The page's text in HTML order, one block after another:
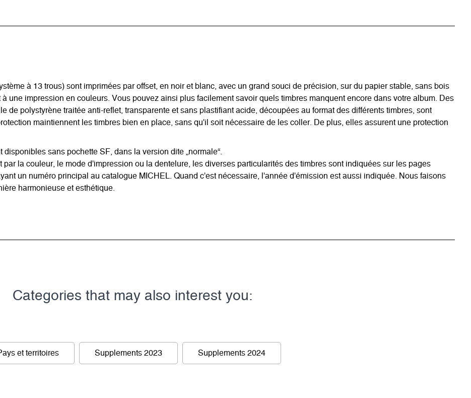
à 13 trous) sont imprimées par offset, en noir et blanc, avec un grand souci de précision, sur du papier stable, sans bois
une impression en couleurs. Vous pouvez ainsi plus facilement savoir quels timbres manquent encore dans votre album. Des
de polystyrène traitée anti-reflet, transparente et sans plastifiant acide, découpées au format des différents timbres, sont
maintiennent les timbres bien en place, sans qu'il soit nécessaire de les coller. De plus, elles assurent une protection
sans pochette SF, dans la version dite „normale“.
par la couleur, le mode d'impression ou la dentelure, les diverses particularités des timbres sont indiquées sur les pages
un numéro principal au catalogue MICHEL. Quand c'est nécessaire, l'année d'émission est aussi indiquée. Nous faisons
harmonieuse et esthétique.
Categories that may also interest you:
et territoires Supplements 2023 Supplements 2024